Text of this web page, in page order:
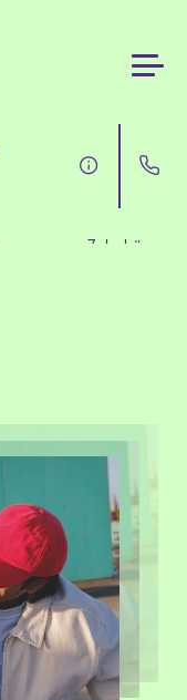
Zubehör